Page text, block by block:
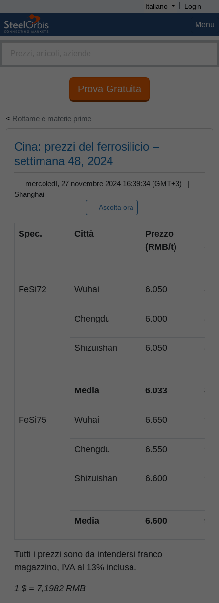
Italiano | Login
Menu
Prova Gratuita
< Rottame e materie prime
Cina: prezzi del ferrosilicio –
settimana 48, 2024
mercoledì, 27 novembre 2024 16:39:34 (GMT+3) |
Shanghai
Ascolta ora
Spec. Città
Prezzo
(RMB/t)
FeSi72 Wuhai 6.050
Chengdu 6.000
Shizuishan 6.050
Media 6.033 838
FeSi75 Wuhai 6.650
Chengdu 6.550
Shizuishan 6.600
Media 6.600 917
Tutti i prezzi sono da intendersi franco
magazzino, IVA al 13% inclusa.
1 $ = 7,1982 RMB